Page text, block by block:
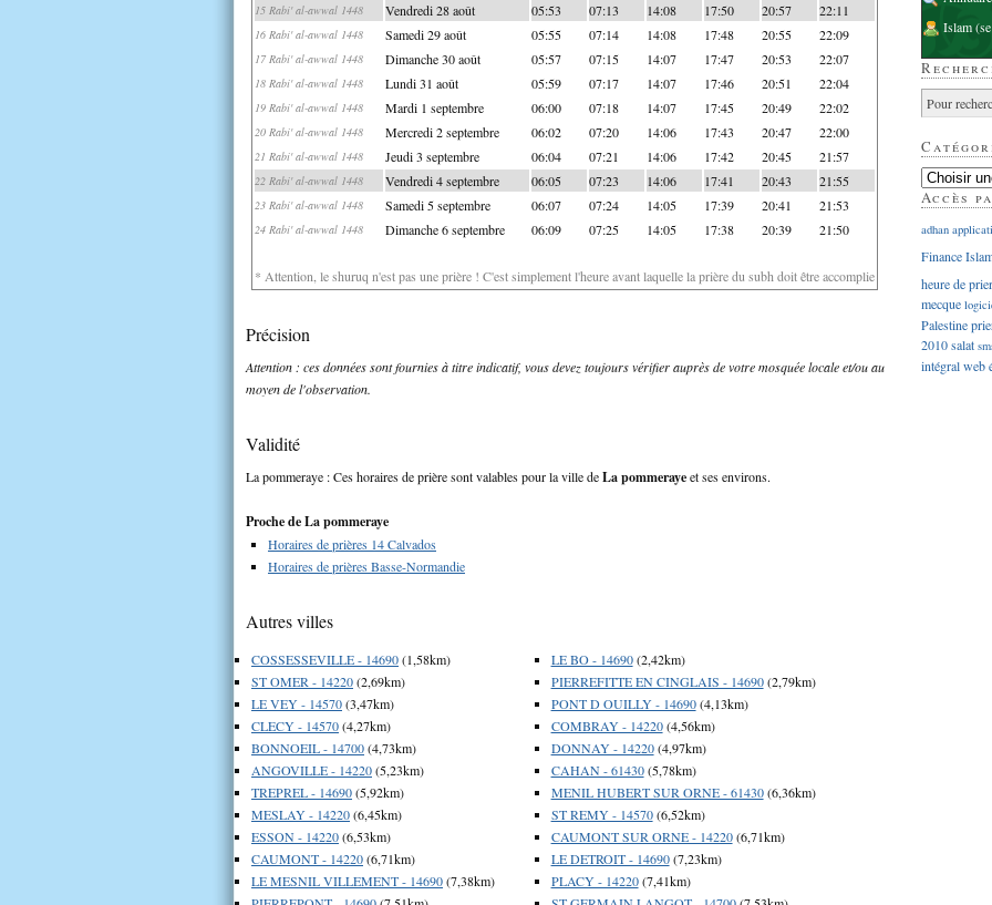
15 Rabi' al-awwal 1448 Vendredi 28 août 05:53 07:13 14:08 17:50 20:57 22:11
16 Rabi' al-awwal 1448 Samedi 29 août 05:55 07:14 14:08 17:48 20:55 22:09
17 Rabi' al-awwal 1448 Dimanche 30 août 05:57 07:15 14:07 17:47 20:53 22:07
18 Rabi' al-awwal 1448 Lundi 31 août 05:59 07:17 14:07 17:46 20:51 22:04
19 Rabi' al-awwal 1448 Mardi 1 septembre 06:00 07:18 14:07 17:45 20:49 22:02
20 Rabi' al-awwal 1448 Mercredi 2 septembre 06:02 07:20 14:06 17:43 20:47 22:00
21 Rabi' al-awwal 1448 Jeudi 3 septembre 06:04 07:21 14:06 17:42 20:45 21:57
22 Rabi' al-awwal 1448 Vendredi 4 septembre 06:05 07:23 14:06 17:41 20:43 21:55
23 Rabi' al-awwal 1448 Samedi 5 septembre 06:07 07:24 14:05 17:39 20:41 21:53
24 Rabi' al-awwal 1448 Dimanche 6 septembre 06:09 07:25 14:05 17:38 20:39 21:50
* Attention, le shuruq n'est pas une prière ! C'est simplement l'heure avant laquelle la prière du subh doit être accomplie
Précision
Attention : ces données sont fournies à titre indicatif, vous devez toujours vérifier auprès de votre mosquée locale et/ou au
moyen de l'observation.
Validité
La pommeraye : Ces horaires de prière sont valables pour la ville deLa pommerayeet ses environs.
Proche de La pommeraye
Horaires de prières 14 Calvados
Horaires de prières Basse-Normandie
Autres villes
COSSESSEVILLE - 14690(1,58km)
ST OMER - 14220(2,69km)
LE VEY - 14570(3,47km)
CLECY - 14570(4,27km)
BONNOEIL - 14700(4,73km)
ANGOVILLE - 14220(5,23km)
TREPREL - 14690(5,92km)
MESLAY - 14220(6,45km)
ESSON - 14220(6,53km)
CAUMONT - 14220(6,71km)
LE MESNIL VILLEMENT - 14690(7,38km)
LE BO - 14690(2,42km)
PIERREFITTE EN CINGLAIS - 14690(2,79km)
PONT D OUILLY - 14690(4,13km)
COMBRAY - 14220(4,56km)
DONNAY - 14220(4,97km)
CAHAN - 61430(5,78km)
MENIL HUBERT SUR ORNE - 61430(6,36km)
ST REMY - 14570(6,52km)
CAUMONT SUR ORNE - 14220(6,71km)
LE DETROIT - 14690(7,23km)
PLACY - 14220(7,41km)
Islam
Accès
adhan
Finance
heure de
mecque
Palestine
2010salat
intégralweb